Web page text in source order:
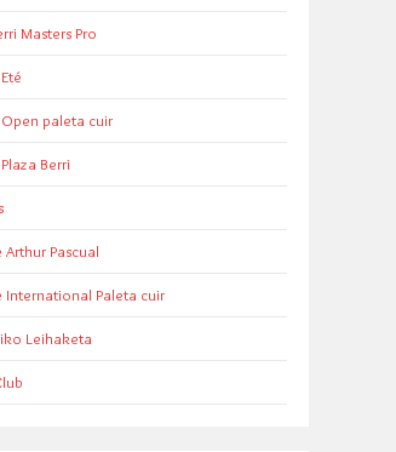
Masters Pro
paleta cuir
Berri
Arthur Pascual
International Paleta cuir
Leihaketa